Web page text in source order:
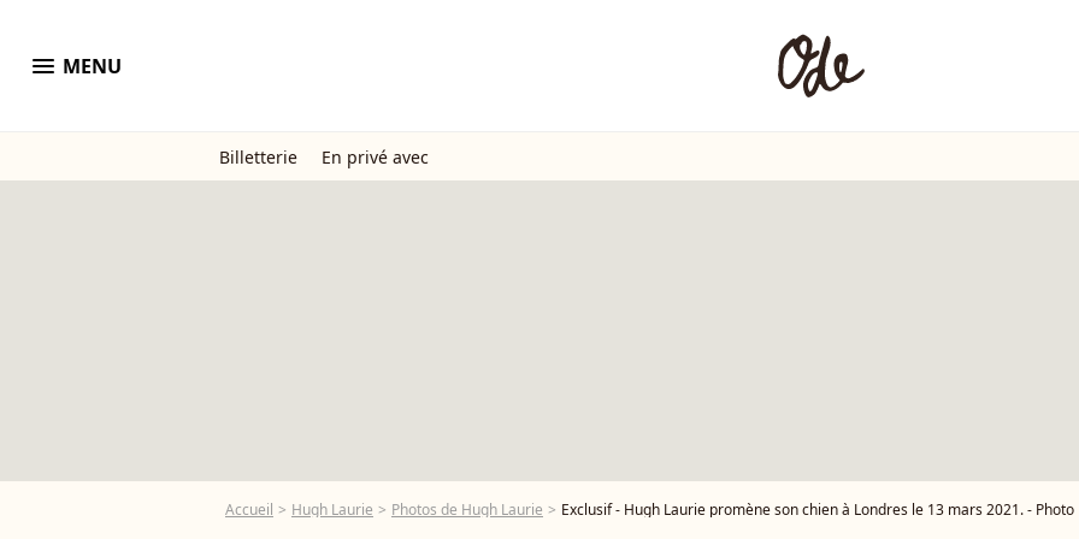
menu MENU
Billetterie En privé avec
Accueil Hugh Laurie Photos de Hugh Laurie Exclusif - Hugh Laurie promène son chien à Londres le 13 mars 2021. - Photo